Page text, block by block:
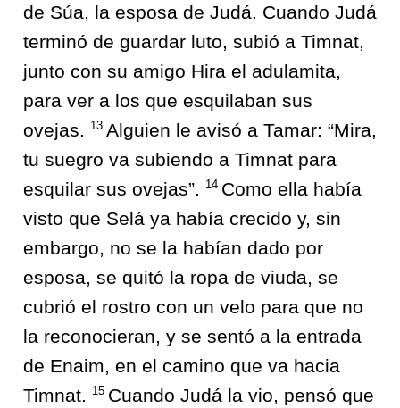
de Súa, la esposa de Judá. Cuando Judá
terminó de guardar luto, subió a Timnat,
junto con su amigo Hira el adulamita,
para ver a los que esquilaban sus
ovejas.
13 Alguien le avisó a Tamar: “Mira,
tu suegro va subiendo a Timnat para
esquilar sus ovejas”.
14 Como ella había
visto que Selá ya había crecido y, sin
embargo, no se la habían dado por
esposa, se quitó la ropa de viuda, se
cubrió el rostro con un velo para que no
la reconocieran, y se sentó a la entrada
de Enaim, en el camino que va hacia
Timnat.
15 Cuando Judá la vio, pensó que